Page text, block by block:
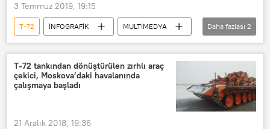
3 Temmuz 2019, 19:15
T-72 İNFOGRAFİK
MULTİMEDYA
Suriye
Golan-1000
Daha fazlası 2
T-72 tankından dönüştürülen zırhlı araç
çekici, Moskova’daki havalanında
çalışmaya başladı
21 Aralık 2018, 19:36